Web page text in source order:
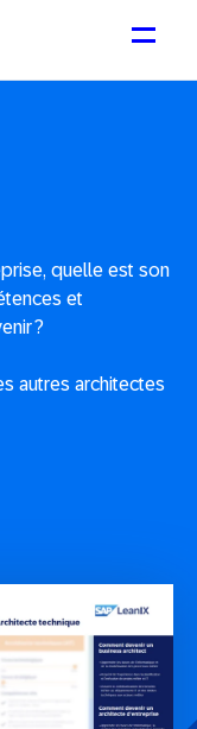
quelle est son
et
?
autres architectes